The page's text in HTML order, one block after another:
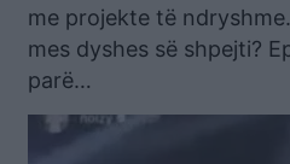
me projekte të
mes dyshes së shpejti?
parë…